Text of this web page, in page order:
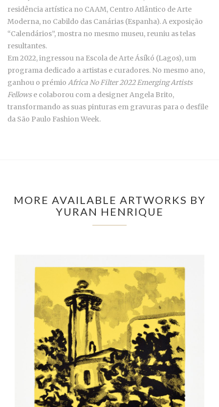
residência artística no CAAM, Centro Atlântico de Arte
Moderna, no Cabildo das Canárias (Espanha). A exposição
“Calendários”, mostra no mesmo museu, reuniu as telas
resultantes.
Em 2022, ingressou na Escola de Arte Ásíkó (Lagos), um
programa dedicado a artistas e curadores. No mesmo ano,
ganhou o prémio Africa No Filter 2022 Emerging Artists
Fellowse colaborou com a designer Angela Brito,
transformando as suas pinturas em gravuras para o desfile
da São Paulo Fashion Week.
MORE AVAILABLE ARTWORKS BY
YURAN HENRIQUE